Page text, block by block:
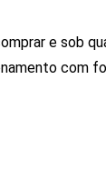
e sob
com